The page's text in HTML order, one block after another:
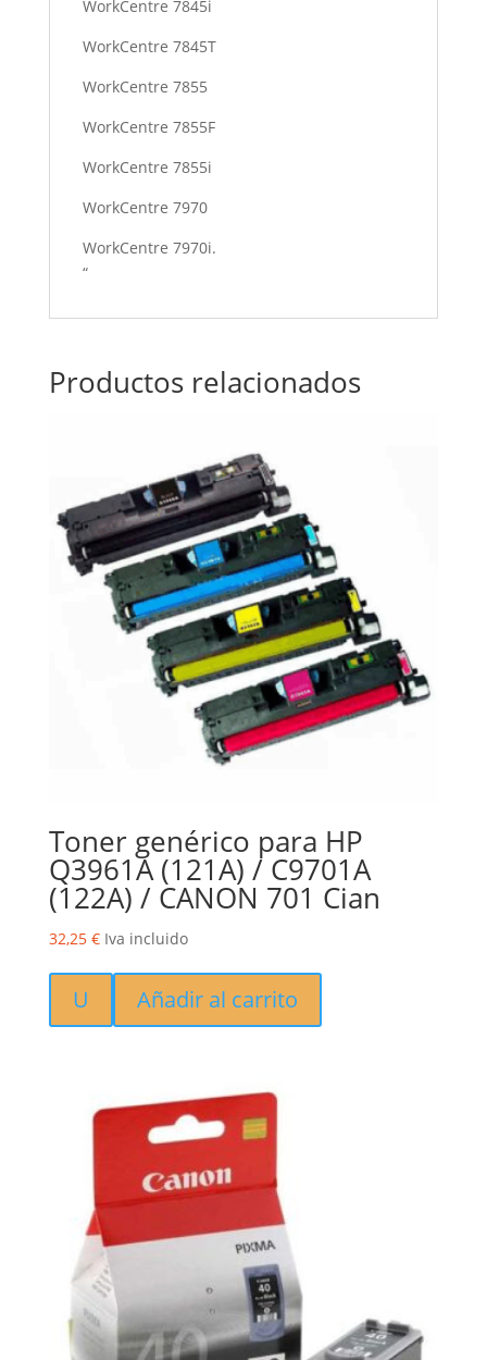
WorkCentre 7845i
WorkCentre 7845T
WorkCentre 7855
WorkCentre 7855F
WorkCentre 7855i
WorkCentre 7970
WorkCentre 7970i.
“
Productos relacionados
Toner genérico para HP
Q3961A (121A) / C9701A
(122A) / CANON 701 Cian
32,25 € Iva incluido
U Añadir al carrito